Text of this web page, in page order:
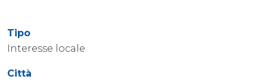
Tipo
Interesse locale
Città